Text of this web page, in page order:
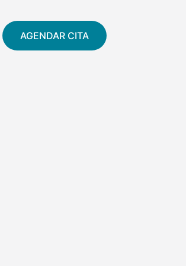
AGENDAR CITA